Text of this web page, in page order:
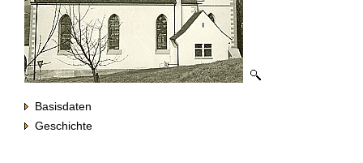
Basisdaten
Geschichte